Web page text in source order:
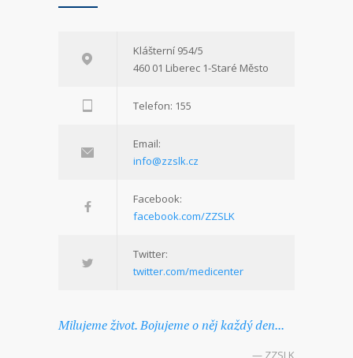
Klášterní 954/5
460 01 Liberec 1-Staré Město
Telefon: 155
Email:
info@zzslk.cz
Facebook:
facebook.com/ZZSLK
Twitter:
twitter.com/medicenter
Milujeme život. Bojujeme o něj každý den...
— ZZSLK